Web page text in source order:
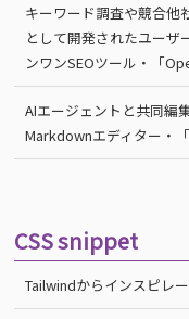
キーワード調査や競合他
として開発されたユーザ
ンワンSEOツール・「
AIエージェントと共同編
Markdownエディター・
CSS snippet
Tailwindからインスピレ